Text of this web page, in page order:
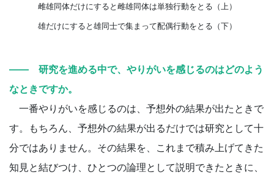
雌雄同体だけにすると雌雄同体は単独行動をとる（上）
雄だけにすると雄同士で集まって配偶行動をとる（下）
―― 研究を進める中で、やりがいを感じるのはどのよう
なときですか。
一番やりがいを感じるのは、予想外の結果が出たときで
す。もちろん、予想外の結果が出るだけでは研究として十
分ではありません。その結果を、これまで積み上げてきた
知見と結びつけ、ひとつの論理として説明できたときに、